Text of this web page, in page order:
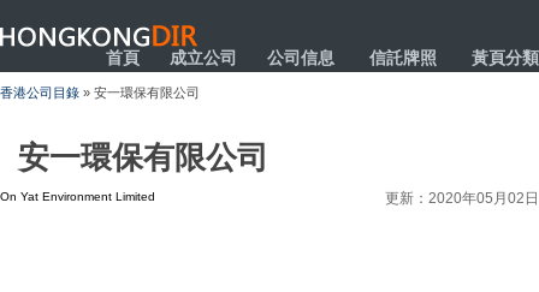
HONGKONGDIR
首頁 成立公司 公司信息 信託牌照 黃頁分類
香港公司目錄 » 安一環保有限公司
安一環保有限公司
On Yat Environment Limited 更新：2020年05月02日